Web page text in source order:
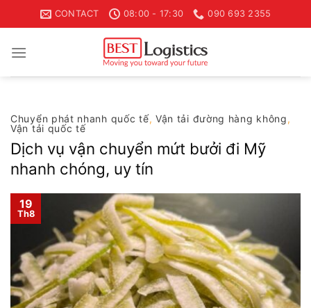
to
CONTACT 08:00 - 17:30 090 693 2355
Chuyển phát nhanh quốc tế, Vận tải đường hàng không,
Vận tải quốc tế
Dịch vụ vận chuyển mứt bưởi đi Mỹ
nhanh chóng, uy tín
19
Th8